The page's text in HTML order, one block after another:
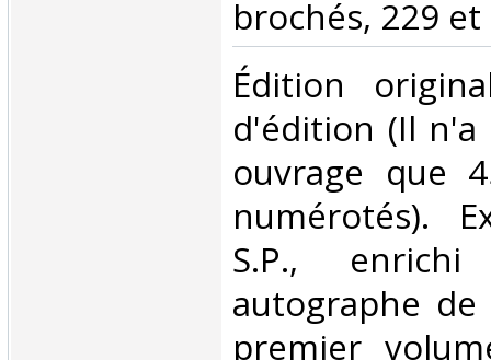
brochés, 229 et
‎Édition
d'édition (Il
ouvrage que
numérotés).
S.P.,
autographe
premier